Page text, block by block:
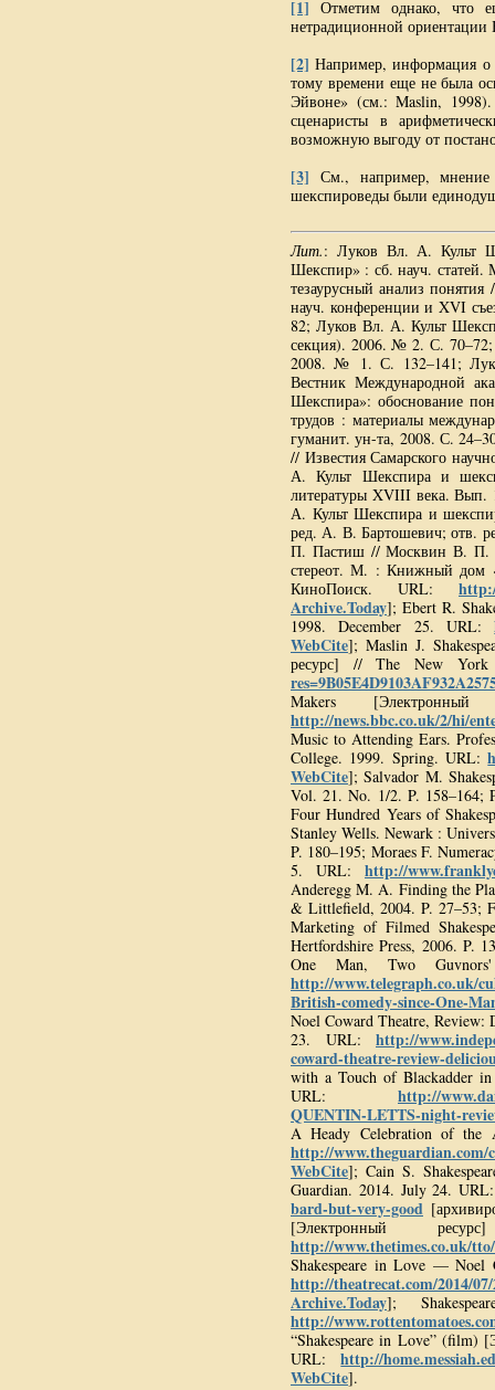
[1] Отметим однако, что
нетрадиционной ориентации
[2] Например, информация о
тому времени еще не была
Эйвоне» (см.: Maslin, 1998).
сценаристы в
возможную выгоду от
[3] См., например,
шекспироведы были
Лит.: Луков Вл. А. Культ
Шекспир» : сб. науч.
тезаурусный анализ
науч. конференции и XVI
82; Луков Вл. А. Культ
секция). 2006. № 2. С.
2008. № 1. С. 132–141;
Вестник Международной
Шекспира»: обоснование
трудов : материалы
гуманит. ун-та, 2008. С.
// Известия Самарского
А. Культ Шекспира и
литературы XVIII века.
А. Культ Шекспира и
ред. А. В. Бартошевич; отв.
П. Пастиш // Москвин В. П.
стереот. М. : Книжный дом
КиноПоиск. URL:
Archive.Today]; Ebert R.
1998. December 25. URL:
WebCite]; Maslin J.
ресурс] // The New
Makers
http://news.bbc.co.uk/2/hi/
Music to Attending Ears.
College. 1999. Spring. URL:
WebCite]; Salvador M.
Vol. 21. No. 1/2. P. 158–164;
Four Hundred Years of
Stanley Wells. Newark :
P. 180–195; Moraes F.
5. URL: http://
Anderegg M. A. Finding the
& Littlefield, 2004. P. 27–53;
Marketing of Filmed
Hertfordshire Press, 2006. P.
One Man, Two
http://www.telegraph.co.uk/
British-comedy-since-One-
Noel Coward Theatre, Review:
23. URL: http://
coward-theatre-review-
with a Touch of Blackadder
URL: http://
QUENTIN-LETTS-night-
A Heady Celebration of the
http://www.theguardian.com/
WebCite]; Cain S.
Guardian. 2014. July 24.
bard-but-very-good
[Электронный
http://www.thetimes.co.uk/
Shakespeare in Love — Noel
http://theatrecat.com/2014/
Archive.Today];
http://
“Shakespeare in Love” (film)
URL:http://
WebCite].